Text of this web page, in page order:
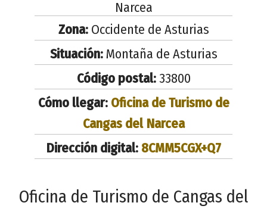
Narcea
Zona:Occidente de Asturias
Situación:Montaña de Asturias
Código postal:33800
Cómo llegar: Oficina de Turismo de
Cangas del Narcea
Dirección digital: 8CMM5CGX+Q7
Oficina de Turismo de Cangas del